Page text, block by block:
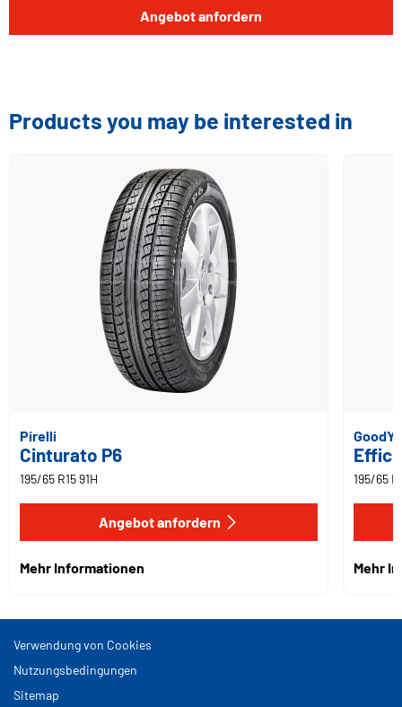
Angebot anfordern
Products you may be interested in
Pirelli
Cinturato P6
195/65 R15 91H
Angebot anfordern
Mehr Informationen
195/65
Mehr
Verwendung von Cookies
Nutzungsbedingungen
Sitemap